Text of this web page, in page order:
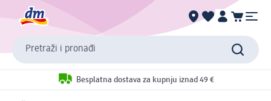
Pretraži i pronađi
Besplatna dostava za kupnju iznad 49 €